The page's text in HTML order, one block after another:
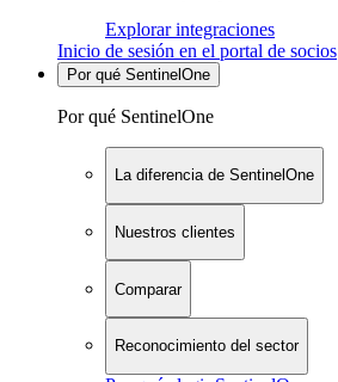
Explorar integraciones
Inicio de sesión en el portal de socios
Por qué SentinelOne
Por qué SentinelOne
La diferencia de SentinelOne
Nuestros clientes
Comparar
Reconocimiento del sector